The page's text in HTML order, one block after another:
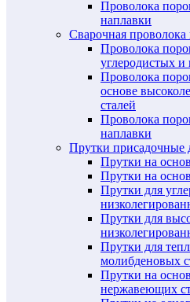
Проволока
наплавки
Сварочная
Проволока
углеродистых и
Проволока
основе
сталей
Проволока
наплавки
Прутки присадочные
Прутки на
Прутки на
Прутки для
Прутки для
Прутки для
молибденовых
Прутки на
нержавеющих